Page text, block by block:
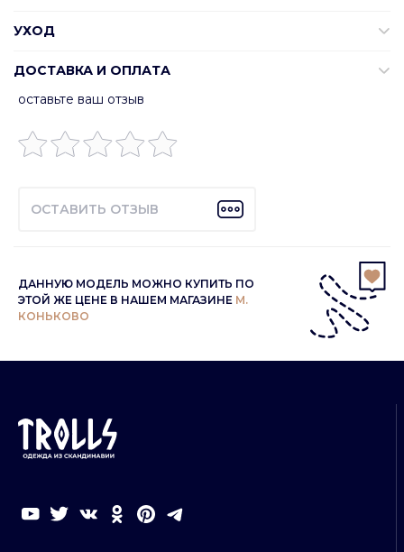
УХОД
ДОСТАВКА И ОПЛАТА
оставьте ваш отзыв
ОСТАВИТЬ ОТЗЫВ
ДАННУЮ МОДЕЛЬ МОЖНО КУПИТЬ ПО
ЭТОЙ ЖЕ ЦЕНЕ В НАШЕМ МАГАЗИНЕ М.
КОНЬКОВО